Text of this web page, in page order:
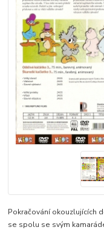
Pokračování okouzlujících
se spolu se svým